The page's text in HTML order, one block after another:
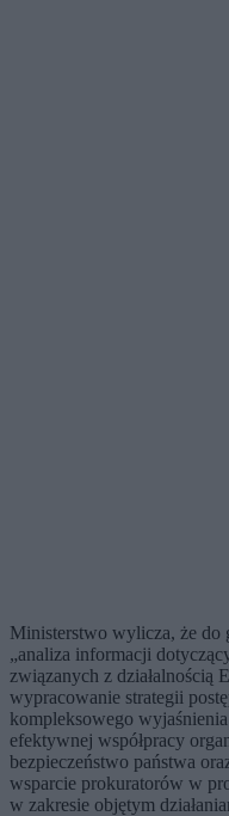
Ministerstwo wylicza, że do
„analiza informacji
związanych z działalnością
wypracowanie strategii
kompleksowego
efektywnej współpracy
bezpieczeństwo państwa
wsparcie prokuratorów w
w zakresie objętym